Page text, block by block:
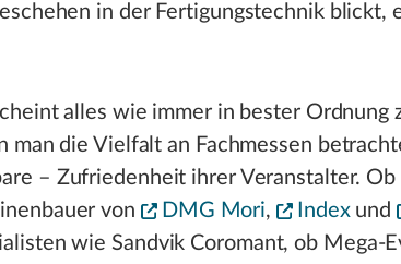
in der Fertigungstechnik blickt,
alles wie immer in bester Ordnung
man die Vielfalt an Fachmessen
– Zufriedenheit ihrer Veranstalter. Ob
von
DMG Mori, Indexund
wie Sandvik Coromant, ob Mega-